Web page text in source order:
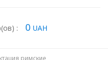
: 0 UAH
римские